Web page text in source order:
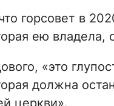
горсовет в
ею владела,
«это
должна